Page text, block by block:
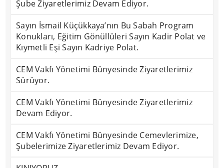
Şube Ziyaretlerimiz Devam Ediyor.
Sayın İsmail Küçükkaya’nın Bu Sabah Program
Konukları, Eğitim Gönüllüleri Sayın Kadir Polat ve
Kıymetli Eşi Sayın Kadriye Polat.
CEM Vakfı Yönetimi Bünyesinde Ziyaretlerimiz
Sürüyor.
CEM Vakfı Yönetimi Bünyesinde Ziyaretlerimiz
Devam Ediyor.
CEM Vakfı Yönetimi Bünyesinde Cemevlerimize,
Şubelerimize Ziyaretlerimiz Devam Ediyor.